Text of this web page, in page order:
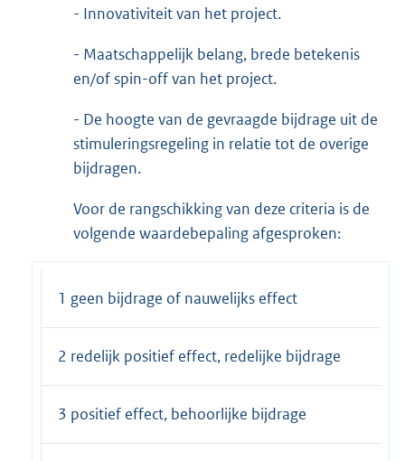
- Innovativiteit van het project.
- Maatschappelijk belang, brede betekenis
en/of spin-off van het project.
- De hoogte van de gevraagde bijdrage uit de
stimuleringsregeling in relatie tot de overige
bijdragen.
Voor de rangschikking van deze criteria is de
volgende waardebepaling afgesproken:
1 geen bijdrage of nauwelijks effect
2 redelijk positief effect, redelijke bijdrage
3 positief effect, behoorlijke bijdrage